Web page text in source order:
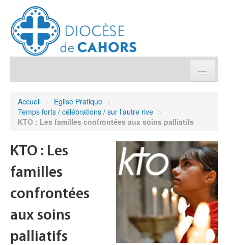
Démarches et sacrements
Sanctuaires & Pélerinages
Agenda diocésain
Je donne
Annuaire/Contact
Accueil > Eglise Pratique >
Temps forts / célébrations / sur l’autre rive >
KTO : Les familles confrontées aux soins palliatifs
KTO : Les
familles
confrontées
aux soins
palliatifs